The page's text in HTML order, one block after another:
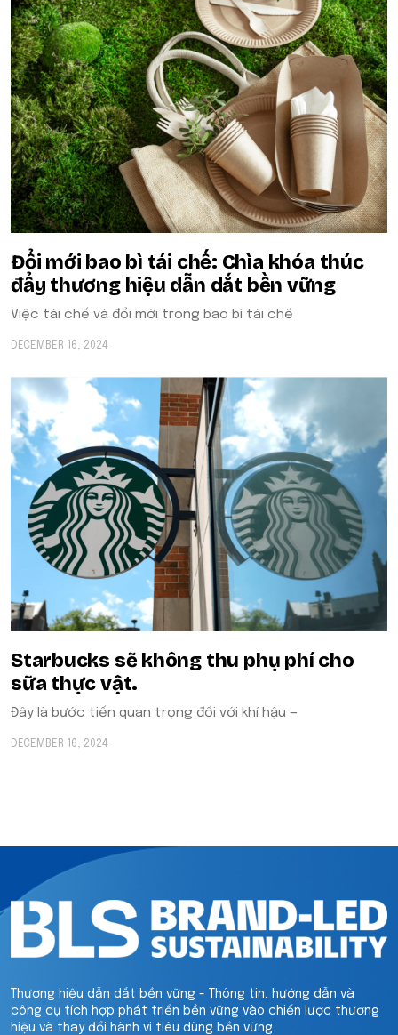
Đổi mới bao bì tái chế: Chìa khóa thúc
đẩy thương hiệu dẫn dắt bền vững
Việc tái chế và đổi mới trong bao bì tái chế
DECEMBER 16, 2024
Starbucks sẽ không thu phụ phí cho
sữa thực vật.
Đây là bước tiến quan trọng đối với khí hậu —
DECEMBER 16, 2024
Thương hiệu dẫn dắt bền vững - Thông tin, hướng dẫn và
công cụ tích hợp phát triển bền vững vào chiến lược thương
hiệu và thay đổi hành vi tiêu dùng bền vững